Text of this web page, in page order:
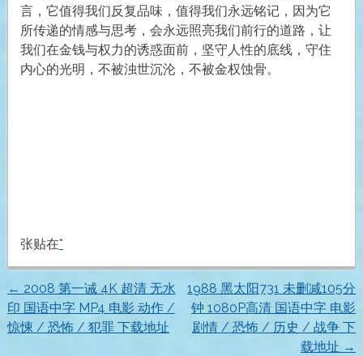
言，它值得我们反复品味，值得我们永远铭记，因为它
所传递的情感与思考，会永远照亮我们前行的道路，让
我们在金钱与权力的诱惑面前，坚守人性的底线，守住
内心的光明，不被浊世沉沦，不被金权蚀骨。
张贴在*
文
章
← 2008 第一诫 4K 超清 无水
印 国语中字 MP4 电影 动作 /
惊悚 / 恐怖 / 犯罪 下载地址
1988 黑太阳731 未删减105分
钟 1080P高清 国语中字 电影
剧情 / 恐怖 / 历史 / 战争 下
载地址 →